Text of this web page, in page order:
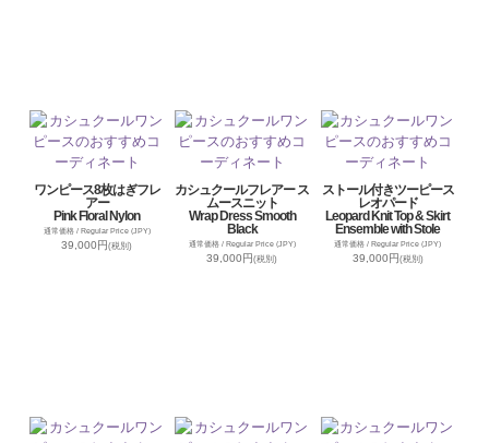
ワンピース8枚はぎフレ
アー
Pink Floral Nylon
通常価格 / Regular Price (JPY)
39,000円(税別)
カシュクールフレアー ス
ムースニット
Wrap Dress Smooth
Black
通常価格 / Regular Price (JPY)
39,000円(税別)
ストール付きツーピース
レオパード
Leopard Knit Top & Skirt
Ensemble with Stole
通常価格 / Regular Price (JPY)
39,000円(税別)